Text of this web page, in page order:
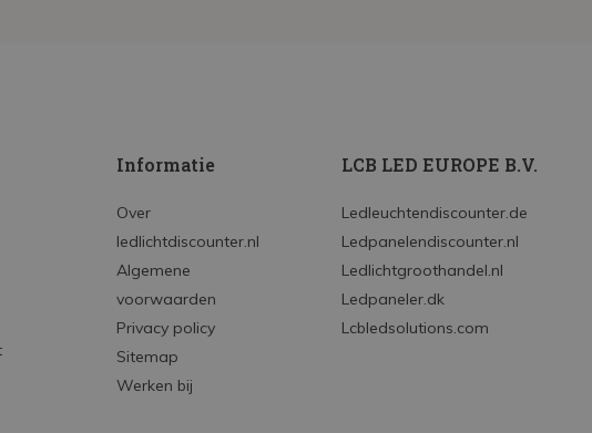
Informatie
Over
ledlichtdiscounter.nl
Algemene
voorwaarden
Privacy policy
Sitemap
Werken bij
LCB LED EUROPE B.V.
Ledleuchtendiscounter.de
Ledpanelendiscounter.nl
Ledlichtgroothandel.nl
Ledpaneler.dk
Lcbledsolutions.com